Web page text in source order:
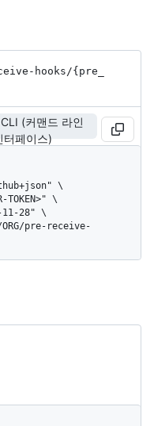
hooks /{pre_
(커맨드 라인
터페이스)